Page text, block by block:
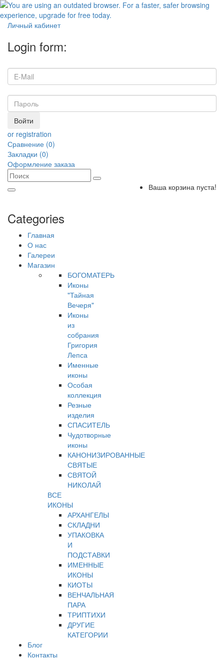
Личный кабинет
Login form:
Войти
or registration
Сравнение (0)
Закладки (0)
Оформление заказа
Ваша корзина пуста!
Categories
Главная
О нас
Галереи
Магазин
БОГОМАТЕРЬ
Иконы
"Тайная
Вечеря"
Иконы
из
собрания
Григория
Лепса
Именные
иконы
Особая
коллекция
Резные
изделия
СПАСИТЕЛЬ
Чудотворные
иконы
КАНОНИЗИРОВАННЫЕ
СВЯТЫЕ
СВЯТОЙ
НИКОЛАЙ
ВСЕ
ИКОНЫ
АРХАНГЕЛЫ
СКЛАДНИ
УПАКОВКА
И
ПОДСТАВКИ
ИМЕННЫЕ
ИКОНЫ
КИОТЫ
ВЕНЧАЛЬНАЯ
ПАРА
ТРИПТИХИ
ДРУГИЕ
КАТЕГОРИИ
Блог
Контакты